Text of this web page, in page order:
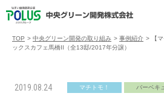
TOP > 中央グリーン開発の取り組み > 事例紹介 >
【
ックスカフェ馬橋II（全13邸/2017年分譲）
2019.08.24 マチトモ！ バーベキ